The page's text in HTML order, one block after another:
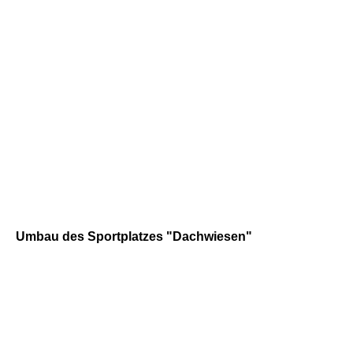
Umbau des Sportplatzes "Dachwiesen"